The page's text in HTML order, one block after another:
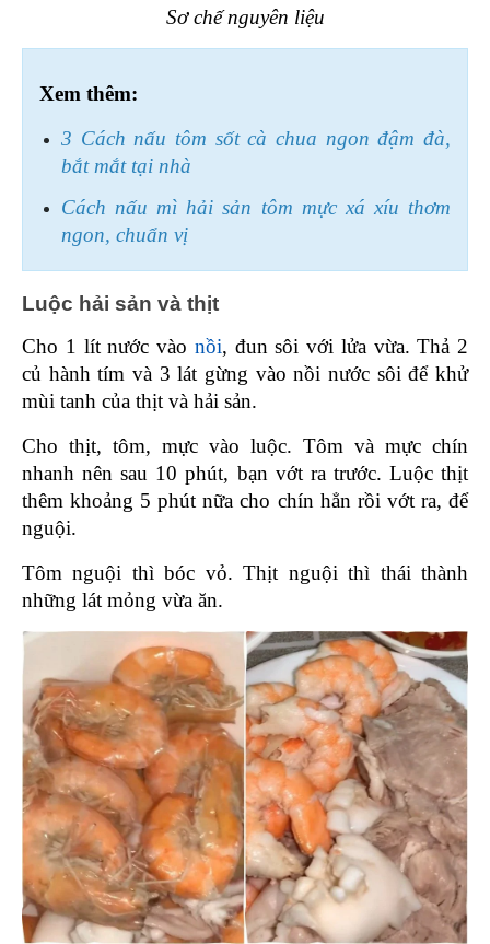
Sơ chế nguyên liệu
Xem thêm:
3 Cách nấu tôm sốt cà chua ngon đậm đà,
bắt mắt tại nhà
Cách nấu mì hải sản tôm mực xá xíu thơm
ngon, chuẩn vị
Luộc hải sản và thịt
Cho 1 lít nước vào nồi, đun sôi với lửa vừa. Thả 2
củ hành tím và 3 lát gừng vào nồi nước sôi để khử
mùi tanh của thịt và hải sản.
Cho thịt, tôm, mực vào luộc. Tôm và mực chín
nhanh nên sau 10 phút, bạn vớt ra trước. Luộc thịt
thêm khoảng 5 phút nữa cho chín hẳn rồi vớt ra, để
nguội.
Tôm nguội thì bóc vỏ. Thịt nguội thì thái thành
những lát mỏng vừa ăn.